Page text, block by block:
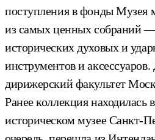
поступления в фонды Музея
из самых ценных собраний
исторических духовых и
инструментов и
дирижерский факультет
Ранее коллекция находилась
историческом музее Санкт-